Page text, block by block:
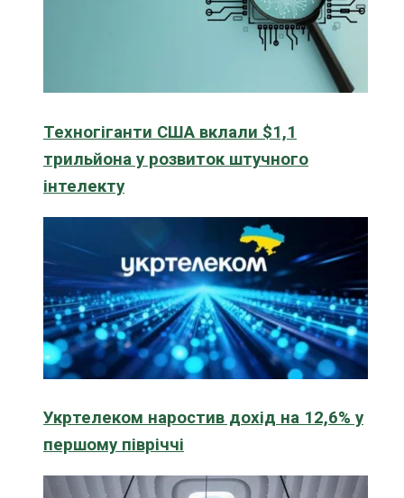
Техногіганти США вклали $1,1
трильйона у розвиток штучного
інтелекту
Укртелеком наростив дохід на 12,6% у
першому півріччі